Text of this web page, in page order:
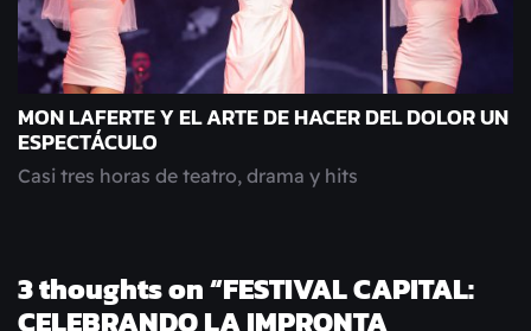
MON LAFERTE Y EL ARTE DE HACER DEL DOLOR UN
ESPECTÁCULO
Casi tres horas de teatro, drama y hits
3 thoughts on “FESTIVAL CAPITAL:
CELEBRANDO LA IMPRONTA